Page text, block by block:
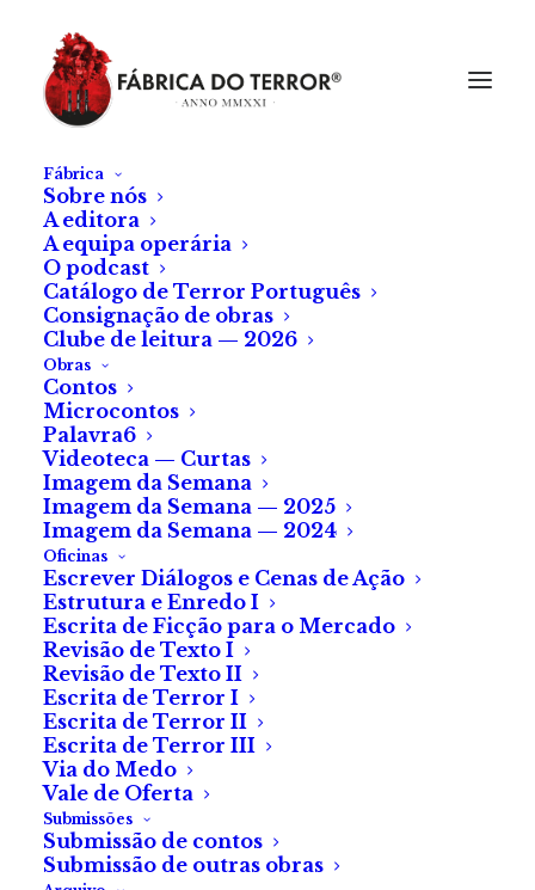
Fábrica
Sobre nós
A editora
A equipa operária
O podcast
Catálogo de Terror Português
Consignação de obras
Clube de leitura — 2026
Obras
Contos
Microcontos
Palavra6
Videoteca — Curtas
Imagem da Semana
Imagem da Semana — 2025
Imagem da Semana — 2024
Oficinas
Escrever Diálogos e Cenas de Ação
Estrutura e Enredo I
Escrita de Ficção para o Mercado
Revisão de Texto I
Revisão de Texto II
Escrita de Terror I
Escrita de Terror II
Escrita de Terror III
Via do Medo
Vale de Oferta
Submissões
Submissão de contos
Submissão de outras obras
Coleção «A Pequena
Loja dos Sustos», de
Magdalena Hai
Histórias de sustos e